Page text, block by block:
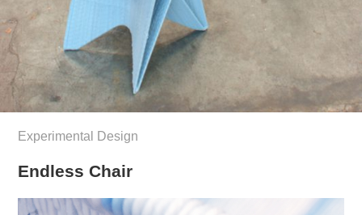
Experimental Design
Endless Chair